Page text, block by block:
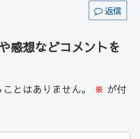
返信
感想などコメントを
とはありません。 ※ が付